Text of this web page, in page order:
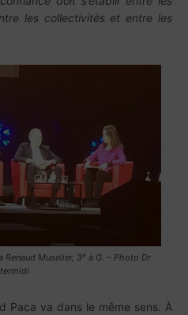
les collectivités et entre les
Renaud Muselier, 3e à G. – Photo Dr
Paca va dans le même sens. À